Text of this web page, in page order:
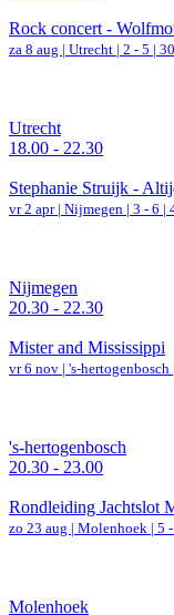
Rock concert -
za 8 aug | Utrecht | 2 - 5 |
Utrecht
18.00 - 22.30
Stephanie Struijk -
vr 2 apr | Nijmegen | 3 - 6 |
Nijmegen
20.30 - 22.30
Mister and Mississippi
vr 6 nov | 's-hertogenbosch
's-hertogenbosch
20.30 - 23.00
Rondleiding Jachtslot
zo 23 aug | Molenhoek | 5
Molenhoek